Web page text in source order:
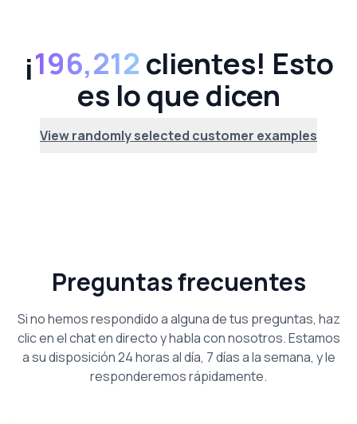
¡196,212 clientes! Esto
es lo que dicen
View randomly selected customer examples
Preguntas frecuentes
Si no hemos respondido a alguna de tus preguntas, haz
clic en el chat en directo y habla con nosotros. Estamos
a su disposición 24 horas al día, 7 días a la semana, y le
responderemos rápidamente.